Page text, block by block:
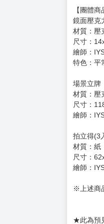
【團體商
鏡面壓克
材質：壓
尺寸：
繪師：
特色：平
場景立牌
材質：壓
尺寸：
繪師：
拍立得(3
材質：紙
尺寸：
繪師：
※上述商
★此為預